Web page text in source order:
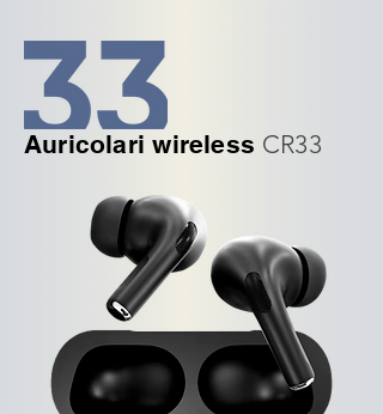
Auricolari wireless CR33